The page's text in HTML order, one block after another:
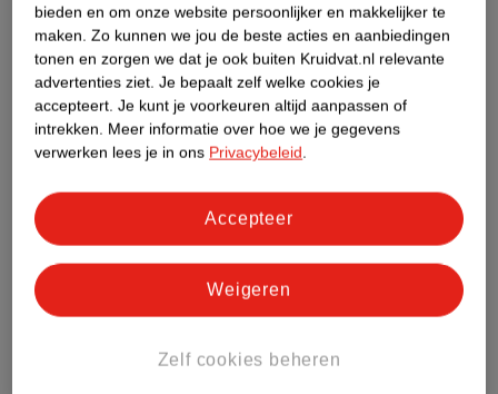
Productinformatie
Etiketinformatie
Nature Impact Score
Dit product heeft (nog) geen Nature
Impact Score.
bieden en om onze website persoonlijker en makkelijker te
maken. Zo kunnen we jou de beste acties en aanbiedingen
tonen en zorgen we dat je ook buiten Kruidvat.nl relevante
advertenties ziet. Je bepaalt zelf welke cookies je
accepteert. Je kunt je voorkeuren altijd aanpassen of
intrekken. Meer informatie over hoe we je gegevens
verwerken lees je in ons Privacybeleid.
Zelf cookies beheren
Weigeren
Accepteer